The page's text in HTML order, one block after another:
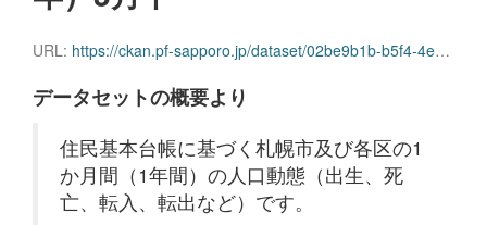
URL: https://ckan.pf-sapporo.jp/dataset/02be9b1b-b5f4-4eb3-a9f4-2b34491069bd/resource/03f77c0e-8f56-4b9f-bb28-f706fd4a4e1a/download/dotai201505.csv
データセットの概要より
住民基本台帳に基づく札幌市及び各区の1
か月間（1年間）の人口動態（出生、死
亡、転入、転出など）です。